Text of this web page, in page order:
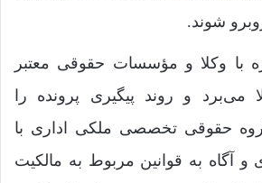
شوند.
با وکلا و مؤسسات حقوقی معتبر
می‌برد و روند پیگیری پرونده را
حقوقی تخصصی ملکی اداری با
و آگاه به قوانین مربوط به مالکیت